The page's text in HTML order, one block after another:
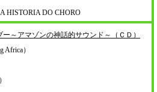
HISTORIA DO CHORO
～アマゾンの神話的サウンド～（ＣＤ）
Africa）